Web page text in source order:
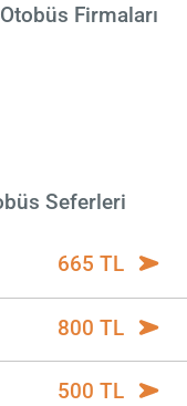
Firmaları
Seferleri
665 TL
800 TL
500 TL